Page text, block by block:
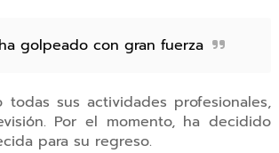
golpeado con gran fuerza
sus actividades profesionales,
Por el momento, ha decidido
para su regreso.